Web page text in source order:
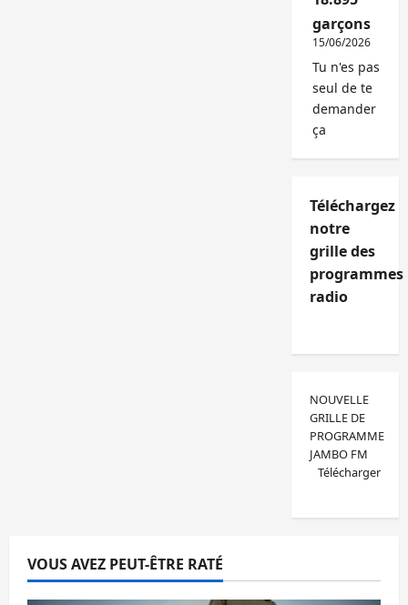
garçons
15/06/2026
Tu n'es pas
seul de te
demander
ça
Téléchargez
notre
grille des
programmes
radio
NOUVELLE
GRILLE DE
PROGRAMME
JAMBO FM
Télécharger
VOUS AVEZ PEUT-ÊTRE RATÉ